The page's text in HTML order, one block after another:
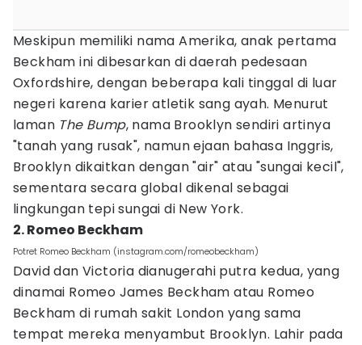
Meskipun memiliki nama Amerika, anak pertama
Beckham ini dibesarkan di daerah pedesaan
Oxfordshire, dengan beberapa kali tinggal di luar
negeri karena karier atletik sang ayah. Menurut
laman The Bump, nama Brooklyn sendiri artinya
"tanah yang rusak", namun ejaan bahasa Inggris,
Brooklyn dikaitkan dengan "air" atau "sungai kecil",
sementara secara global dikenal sebagai
lingkungan tepi sungai di New York.
2. Romeo Beckham
Potret Romeo Beckham (instagram.com/romeobeckham)
David dan Victoria dianugerahi putra kedua, yang
dinamai Romeo James Beckham atau Romeo
Beckham di rumah sakit London yang sama
tempat mereka menyambut Brooklyn. Lahir pada